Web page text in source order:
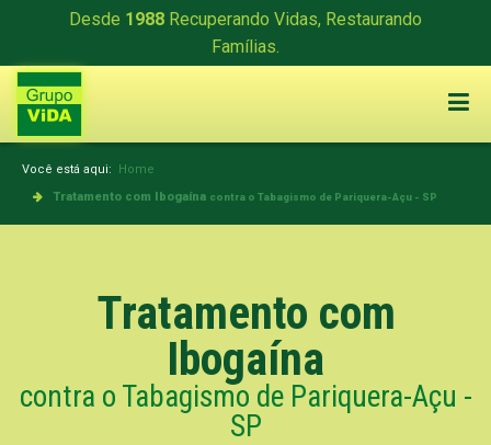
Desde 1988 Recuperando Vidas, Restaurando
Famílias.
Você está aqui: Home
Tratamento com Ibogaína contra o Tabagismo de Pariquera-Açu - SP
Tratamento com
Ibogaína
contra o Tabagismo de Pariquera-Açu -
SP